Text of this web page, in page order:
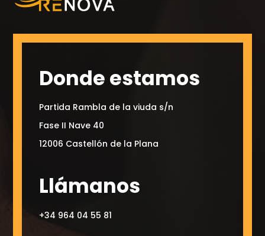
Donde estamos
Partida Rambla de la viuda s/n
Fase II Nave 40
12006 Castellón de la Plana
Llámanos
+34 964 04 55 81